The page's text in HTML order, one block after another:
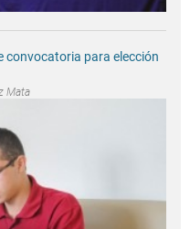
convocatoria para elección
Mata